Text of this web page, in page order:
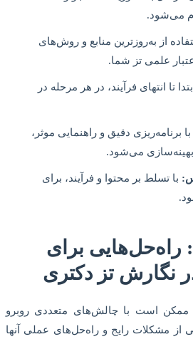
از به‌روزترین منابع و روش‌های
علمی تز شما.
تا انتهای فرآیند، در هر مرحله در
با برنامه‌ریزی دقیق و راهنمایی موثر،
می‌شود.
با تسلط بر محتوا و فرآیند، برای
راه‌حل‌هایی برای
نگارش تز دکتری
است با چالش‌های متعددی روبرو
از مشکلات رایج و راه‌حل‌های عملی آنها